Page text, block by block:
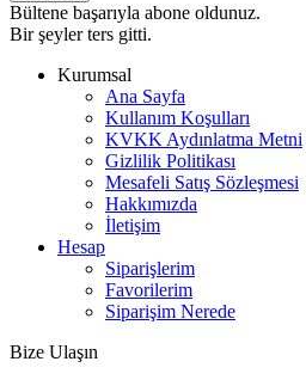
Bültene başarıyla abone oldunuz.
Bir şeyler ters gitti.
Kurumsal
Ana Sayfa
Kullanım Koşulları
KVKK Aydınlatma Metni
Gizlilik Politikası
Mesafeli Satış Sözleşmesi
Hakkımızda
İletişim
Hesap
Siparişlerim
Favorilerim
Siparişim Nerede
Bize Ulaşın